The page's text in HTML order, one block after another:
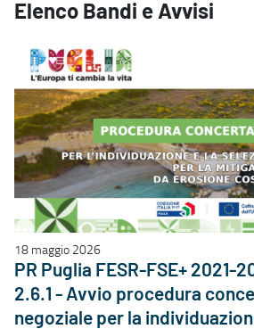
Elenco Bandi e Avvisi
18 maggio 2026
PR Puglia FESR-FSE+ 2021-
2.6.1 - Avvio procedura
negoziale per la